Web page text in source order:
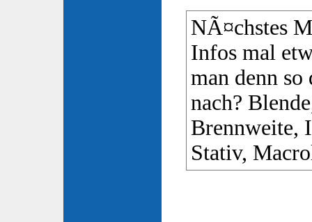
NÃ¤chstes
Infos mal
man denn
nach?
Brennweite,
Stativ,